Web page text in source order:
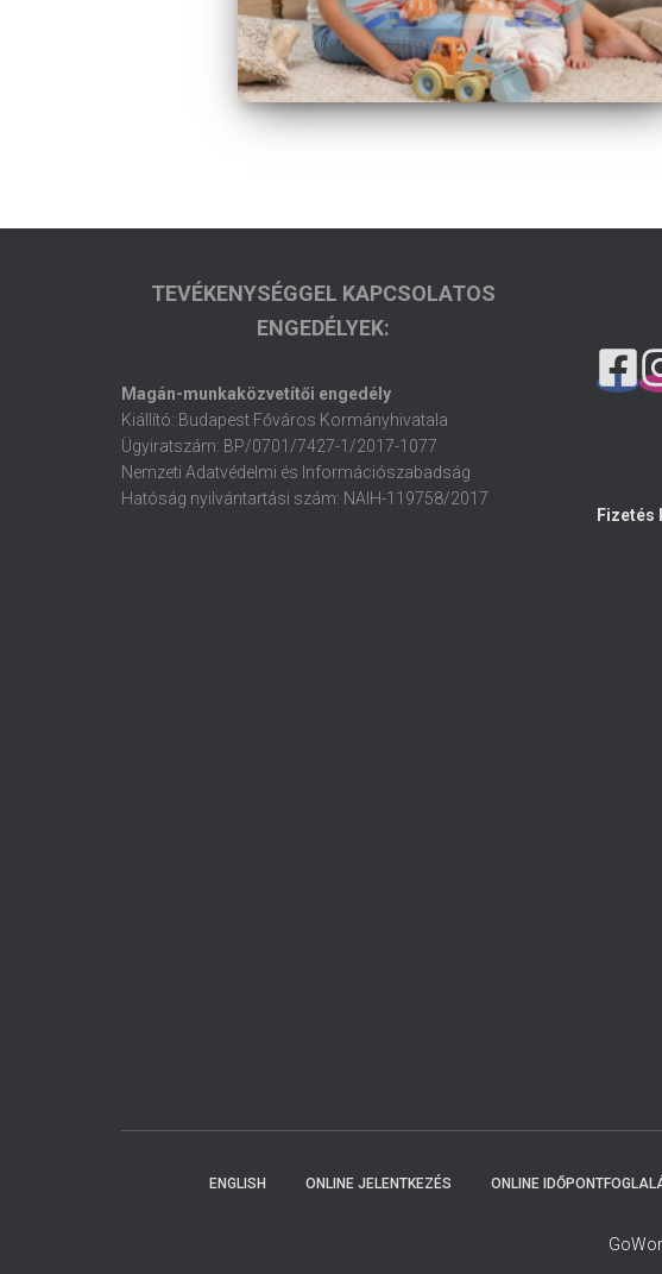
TEVÉKENYSÉGGEL KAPCSOLATOS
ENGEDÉLYEK:
Magán-munkaközvetítői engedély
Kiállító: Budapest Főváros Kormányhivatala
Ügyiratszám: BP/0701/7427-1/2017-1077
Nemzeti Adatvédelmi és Információszabadság
Hatóság nyilvántartási szám: NAIH-119758/2017
ENGLISH ONLINE JELENTKEZÉS ONLINE